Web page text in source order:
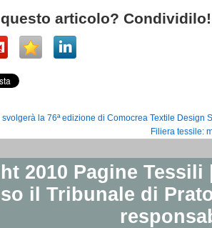
articolo? Condividilo!
svolgerà la 76ª edizione di Comocrea Textile Design
Filiera tessile:
2010 Pagine
il Tribunale di